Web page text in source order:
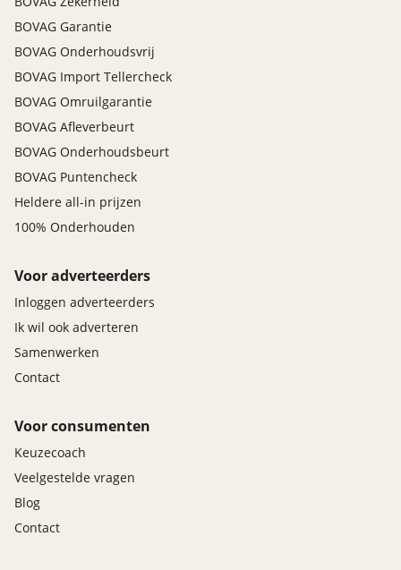
In hoogte verstelbare bijrijdersstoel
en passagiersstoel
Multifunctioneel stuurwiel
In hoek en hoogte verstelbaar stuurwiel
Stuurwiel en versnellingspook in leder bekleed
Standaard MERCEDES cabinestoelen
Cabinestoelen draaibaar
Akoestiek pakket
Voorruit met thermisch geïsoleerd glas en
Voor- en zijramen verduistering
ESP
ABS
Elektrische wegrijvergrendeling
Elektromechanische stuurbekrachtiging
Adaptief remlicht
ECO start stop functie
Zijwind assistent
Actieve lane assistent met thermisch geïsoleerd
Regensensor
BOVAG Garantie
BOVAG Onderhoudsvrij
BOVAG Import Tellercheck
BOVAG Omruilgarantie
BOVAG Afleverbeurt
BOVAG Onderhoudsbeurt
BOVAG Puntencheck
Heldere all-in prijzen
100% Onderhouden
Voor adverteerders
Inloggen adverteerders
Ik wil ook adverteren
Samenwerken
Contact
Voor consumenten
Keuzecoach
Veelgestelde vragen
Blog
Contact